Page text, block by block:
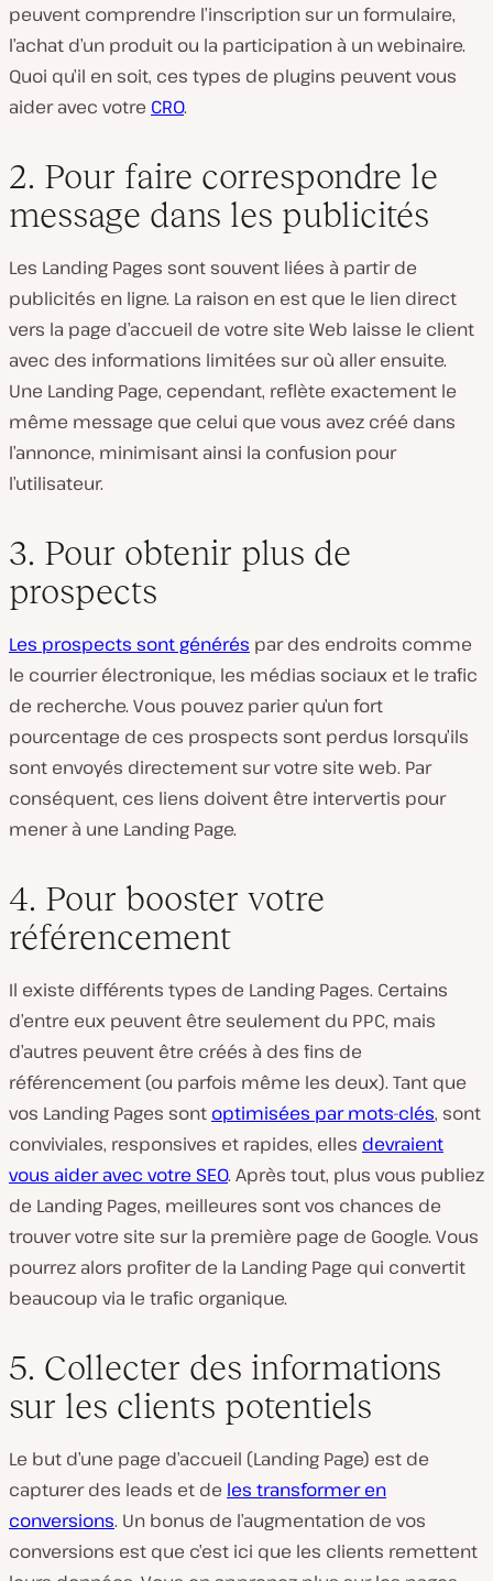
peuvent comprendre l’inscription sur un formulaire,
l’achat d’un produit ou la participation à un webinaire.
Quoi qu’il en soit, ces types de plugins peuvent vous
aider avec votre CRO.
2. Pour faire correspondre le
message dans les publicités
Les Landing Pages sont souvent liées à partir de
publicités en ligne. La raison en est que le lien direct
vers la page d’accueil de votre site Web laisse le client
avec des informations limitées sur où aller ensuite.
Une Landing Page, cependant, reflète exactement le
même message que celui que vous avez créé dans
l’annonce, minimisant ainsi la confusion pour
l’utilisateur.
3. Pour obtenir plus de
prospects
Les prospects sont générés par des endroits comme
le courrier électronique, les médias sociaux et le trafic
de recherche. Vous pouvez parier qu’un fort
pourcentage de ces prospects sont perdus lorsqu’ils
sont envoyés directement sur votre site web. Par
conséquent, ces liens doivent être intervertis pour
mener à une Landing Page.
4. Pour booster votre
référencement
Il existe différents types de Landing Pages. Certains
d’entre eux peuvent être seulement du PPC, mais
d’autres peuvent être créés à des fins de
référencement (ou parfois même les deux). Tant que
vos Landing Pages sont optimisées par mots-clés, sont
conviviales, responsives et rapides, elles devraient
vous aider avec votre SEO. Après tout, plus vous publiez
de Landing Pages, meilleures sont vos chances de
trouver votre site sur la première page de Google. Vous
pourrez alors profiter de la Landing Page qui convertit
beaucoup via le trafic organique.
5. Collecter des informations
sur les clients potentiels
Le but d’une page d’accueil (Landing Page) est de
capturer des leads et de les transformer en
conversions. Un bonus de l’augmentation de vos
conversions est que c’est ici que les clients remettent